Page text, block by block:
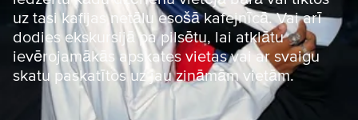
uz tasi kafijas netālu esošā kafejnīcā. Vai arī
dodies ekskursijā pa pilsētu, lai atklātu
ievērojamākās apskates vietas vai ar svaigu
skatu paskatītos uz jau zināmām vietām.